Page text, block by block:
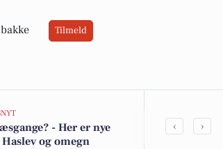
Tilmeld
- Her er nye
og omegn
Udforsk
‹ ›